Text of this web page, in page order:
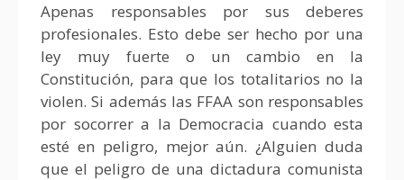
Apenas responsables por sus deberes
profesionales. Esto debe ser hecho por una
ley muy fuerte o un cambio en la
Constitución, para que los totalitarios no la
violen. Si además las FFAA son responsables
por socorrer a la Democracia cuando esta
esté en peligro, mejor aún. ¿Alguien duda
que el peligro de una dictadura comunista